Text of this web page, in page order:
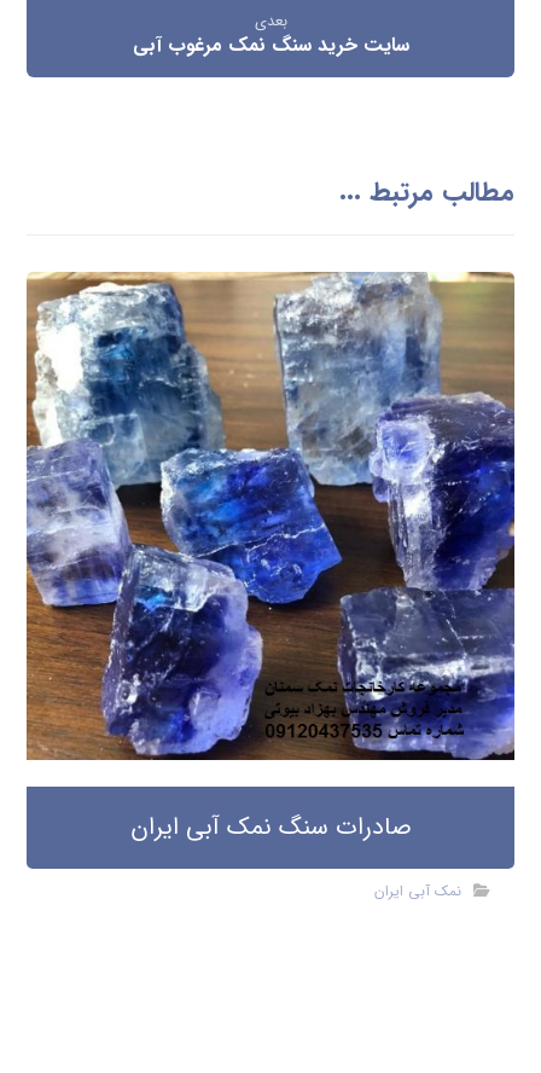
بعدی
سایت خرید سنگ نمک مرغوب آبی
مطالب مرتبط ...
صادرات سنگ نمک آبی ایران
نمک آبی ایران